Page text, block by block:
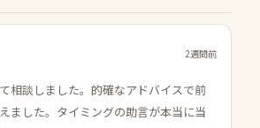
2週間前
相談しました。的確なアドバイスで前
ました。タイミングの助言が本当に当